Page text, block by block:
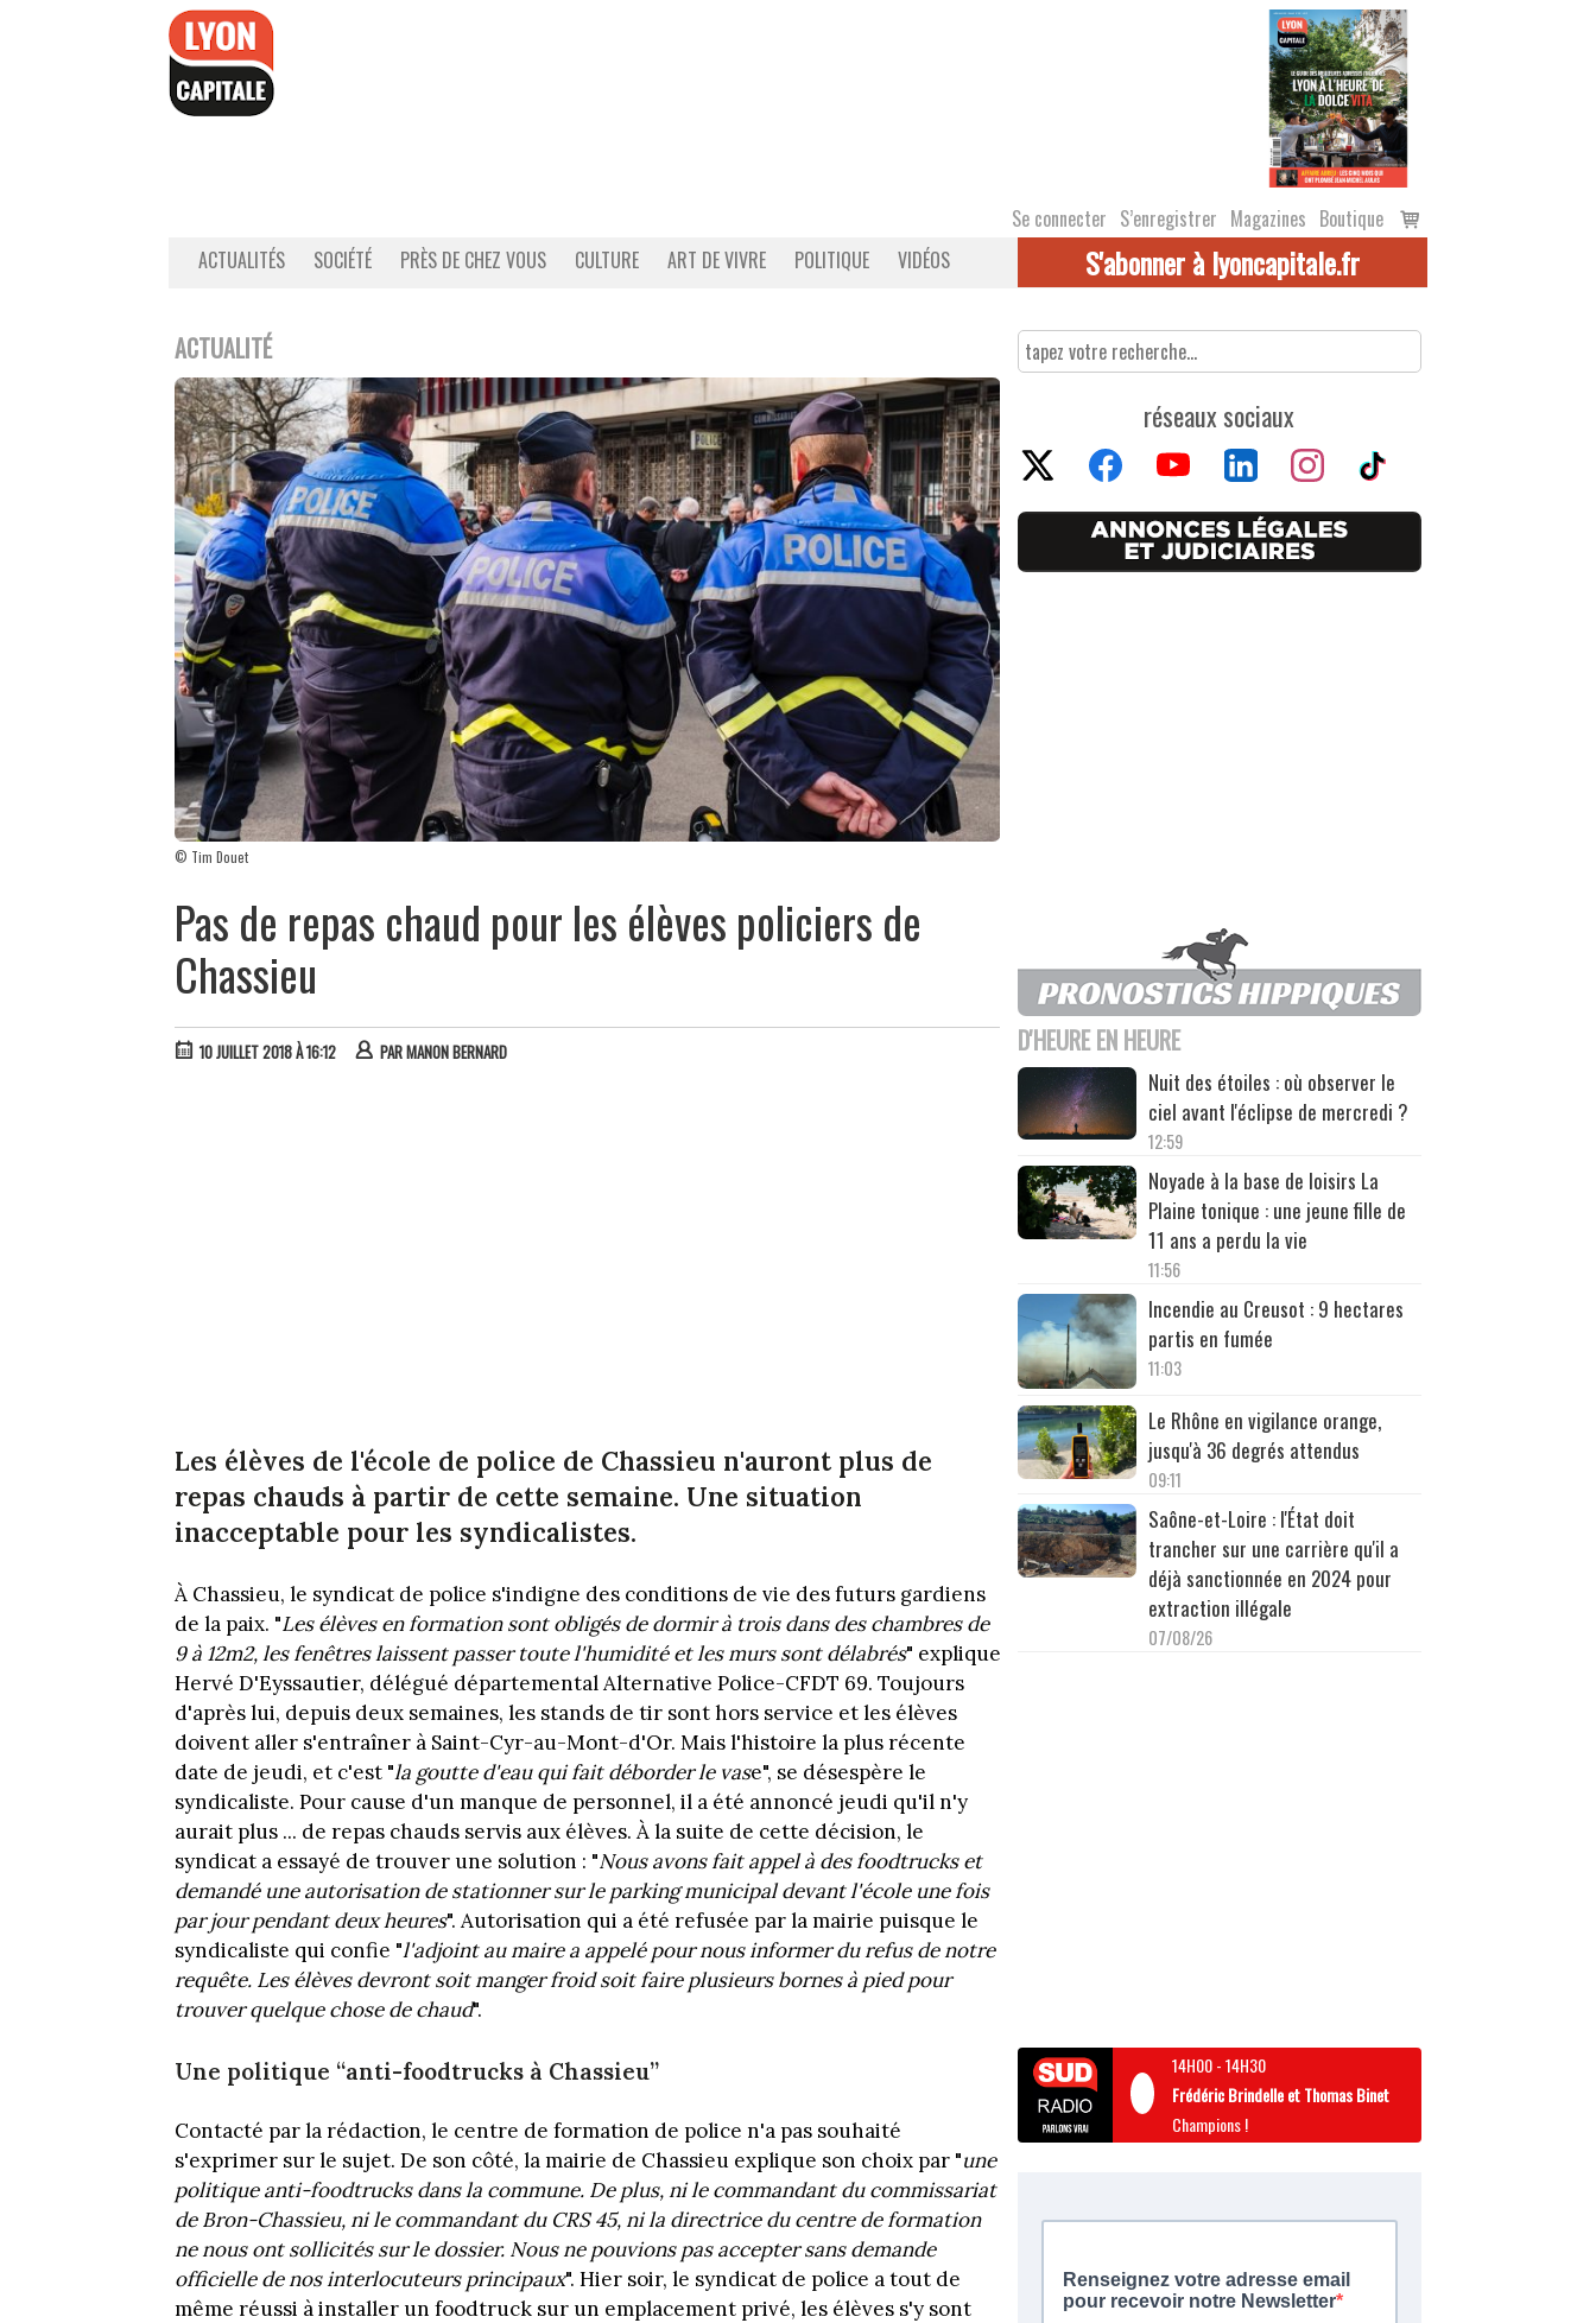
Se connecter S’enregistrer Magazines Boutique
Voir
le
ACTUALITÉS SOCIÉTÉ PRÈS DE CHEZ VOUS CULTURE ART DE VIVRE POLITIQUE VIDÉOS S'abonner à lyoncapitale.fr
ACTUALITÉ
© Tim Douet
Pas de repas chaud pour les élèves policiers de
Chassieu
10 JUILLET 2018 À 16:12 PARMANON BERNARD
Les élèves de l'école de police de Chassieu n'auront plus de
repas chauds à partir de cette semaine. Une situation
inacceptable pour les syndicalistes.
À Chassieu, le syndicat de police s'indigne des conditions de vie des futurs gardiens
de la paix. "Les élèves en formation sont obligés de dormir à trois dans des chambres de
9 à 12m2, les fenêtres laissent passer toute l'humidité et les murs sont délabrés" explique
Hervé D'Eyssautier, délégué départemental Alternative Police-CFDT 69. Toujours
d'après lui, depuis deux semaines, les stands de tir sont hors service et les élèves
doivent aller s'entraîner à Saint-Cyr-au-Mont-d'Or. Mais l'histoire la plus récente
date de jeudi, et c'est "la goutte d'eau qui fait déborder le vase", se désespère le
syndicaliste. Pour cause d'un manque de personnel, il a été annoncé jeudi qu'il n'y
aurait plus ... de repas chauds servis aux élèves. À la suite de cette décision, le
syndicat a essayé de trouver une solution : "Nous avons fait appel à des foodtrucks et
demandé une autorisation de stationner sur le parking municipal devant l'école une fois
par jour pendant deux heures". Autorisation qui a été refusée par la mairie puisque le
syndicaliste qui confie "l'adjoint au maire a appelé pour nous informer du refus de notre
requête. Les élèves devront soit manger froid soit faire plusieurs bornes à pied pour
trouver quelque chose de chaud".
Une politique “anti-foodtrucks à Chassieu”
Contacté par la rédaction, le centre de formation de police n'a pas souhaité
s'exprimer sur le sujet. De son côté, la mairie de Chassieu explique son choix par "une
politique anti-foodtrucks dans la commune. De plus, ni le commandant du commissariat
de Bron-Chassieu, ni le commandant du CRS 45, ni la directrice du centre de formation
ne nous ont sollicités sur le dossier. Nous ne pouvions pas accepter sans demande
officielle de nos interlocuteurs principaux". Hier soir, le syndicat de police a tout de
même réussi à installer un foodtruck sur un emplacement privé, les élèves s'y sont
réseaux sociaux
D'HEURE EN HEURE
Nuit des étoiles : où observer le
ciel avant l'éclipse de mercredi ?
12:59
Noyade à la base de loisirs La
Plaine tonique : une jeune fille de
11 ans a perdu la vie
11:56
Incendie au Creusot : 9 hectares
partis en fumée
11:03
Le Rhône en vigilance orange,
jusqu'à 36 degrés attendus
09:11
Saône-et-Loire : l'État doit
trancher sur une carrière qu'il a
déjà sanctionnée en 2024 pour
extraction illégale
07/08/26
14H00-14H30
Frédéric Brindelle et Thomas Binet
Champions !